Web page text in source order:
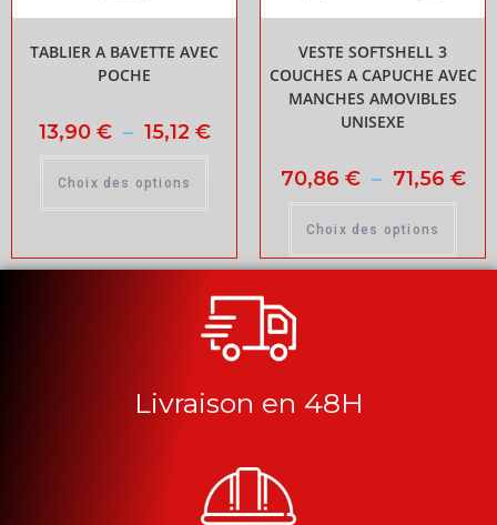
TABLIER A BAVETTE AVEC
POCHE
13,90 € – 15,12 €
Choix des options
VESTE SOFTSHELL 3
COUCHES A CAPUCHE AVEC
MANCHES AMOVIBLES
UNISEXE
70,86 € – 71,56 €
Choix des options
Livraison en 48H